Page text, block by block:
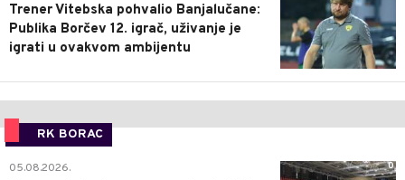
Trener Vitebska pohvalio Banjalučane:
Publika Borčev 12. igrač, uživanje je
igrati u ovakvom ambijentu
RK BORAC
0
05.08.2026.